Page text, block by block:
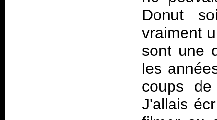
Donut
vraiment
sont une
les
coups
J'allais